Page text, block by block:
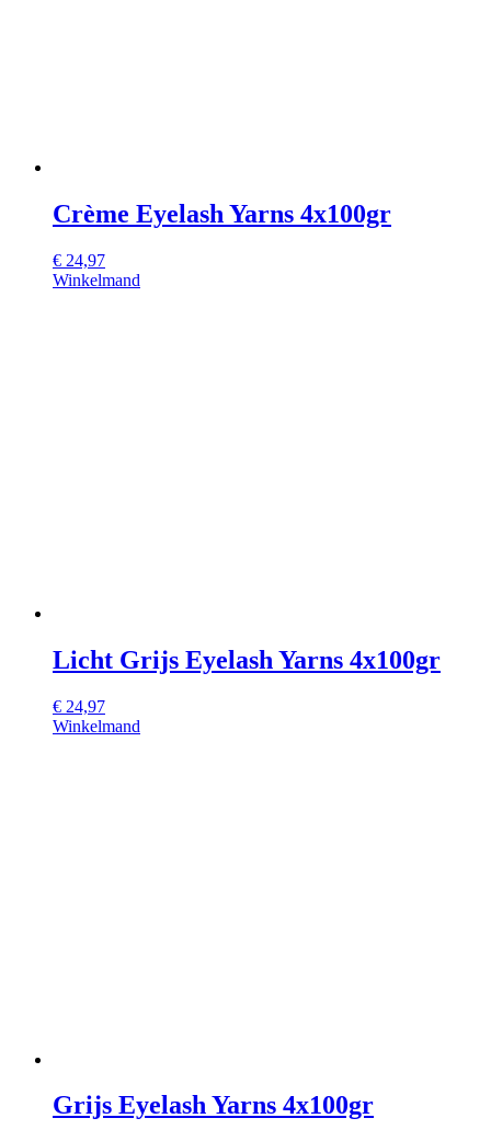
Crème Eyelash Yarns 4x100gr
€ 24,97
Winkelmand
Licht Grijs Eyelash Yarns 4x100gr
€ 24,97
Winkelmand
Grijs Eyelash Yarns 4x100gr